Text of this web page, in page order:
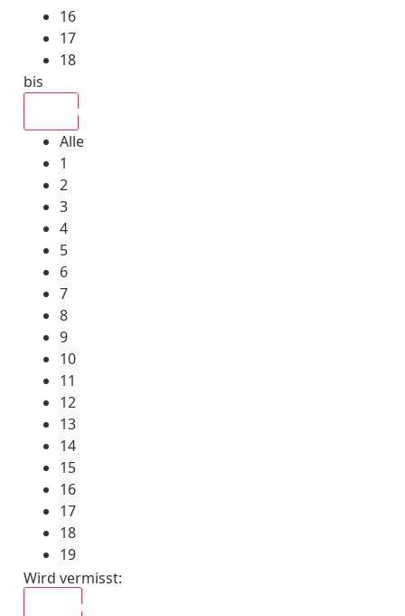
16
17
18
bis
Alle
1
2
3
4
5
6
7
8
9
10
11
12
13
14
15
16
17
18
19
Wird vermisst: